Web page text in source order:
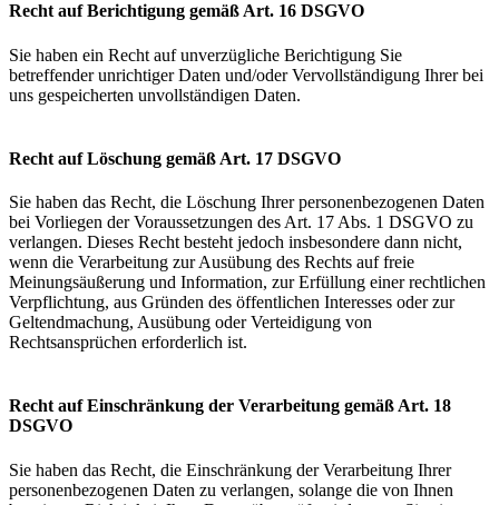
Recht auf Berichtigung gemäß Art. 16 DSGVO
Sie haben ein Recht auf unverzügliche Berichtigung Sie
betreffender unrichtiger Daten und/oder Vervollständigung Ihrer bei
uns gespeicherten unvollständigen Daten.
Recht auf Löschung gemäß Art. 17 DSGVO
Sie haben das Recht, die Löschung Ihrer personenbezogenen Daten
bei Vorliegen der Voraussetzungen des Art. 17 Abs. 1 DSGVO zu
verlangen. Dieses Recht besteht jedoch insbesondere dann nicht,
wenn die Verarbeitung zur Ausübung des Rechts auf freie
Meinungsäußerung und Information, zur Erfüllung einer rechtlichen
Verpflichtung, aus Gründen des öffentlichen Interesses oder zur
Geltendmachung, Ausübung oder Verteidigung von
Rechtsansprüchen erforderlich ist.
Recht auf Einschränkung der Verarbeitung gemäß Art. 18
DSGVO
Sie haben das Recht, die Einschränkung der Verarbeitung Ihrer
personenbezogenen Daten zu verlangen, solange die von Ihnen